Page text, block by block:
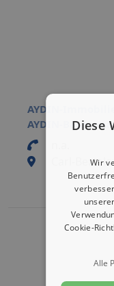
AYDIN-
AYDIN-
Carl-
Diese
Wir
Cookie-
Alle